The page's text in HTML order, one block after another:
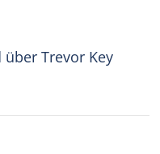
Trevor Key